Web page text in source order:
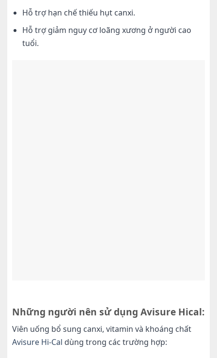
Hỗ trợ hạn chế thiếu hụt canxi.
Hỗ trợ giảm nguy cơ loãng xương ở người cao
tuổi.
Những người nên sử dụng Avisure Hical:
Viên uống bổ sung canxi, vitamin và khoáng chất
Avisure Hi-Cal dùng trong các trường hợp: